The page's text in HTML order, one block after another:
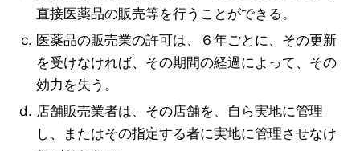
直接医薬品の販売等を行うことができる。
医薬品の販売業の許可は、６年ごとに、その更新
を受けなければ、その期間の経過によって、その
効力を失う。
店舗販売業者は、その店舗を、自ら実地に管理
し、またはその指定する者に実地に管理させなけ